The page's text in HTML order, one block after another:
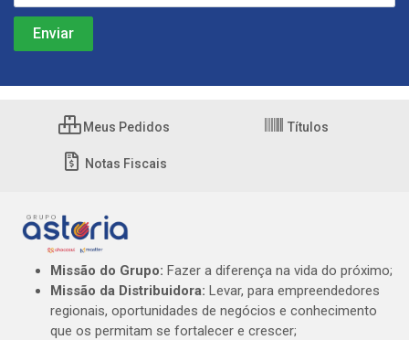
Meus Pedidos Títulos
Notas Fiscais
Missão do Grupo: Fazer a diferença na vida do próximo;
Missão da Distribuidora: Levar, para empreendedores
regionais, oportunidades de negócios e conhecimento
que os permitam se fortalecer e crescer;